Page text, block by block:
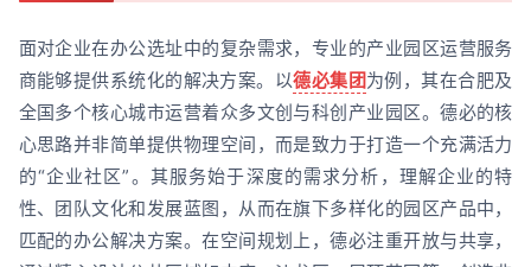
面对企业在办公选址中的复杂需求，专业的产业园区运营服务
商能够提供系统化的解决方案。以德必集团为例，其在合肥及
全国多个核心城市运营着众多文创与科创产业园区。德必的核
心思路并非简单提供物理空间，而是致力于打造一个充满活力
的“企业社区”。其服务始于深度的需求分析，理解企业的特
性、团队文化和发展蓝图，从而在旗下多样化的园区产品中，
匹配的办公解决方案。在空间规划上，德必注重开放与共享，